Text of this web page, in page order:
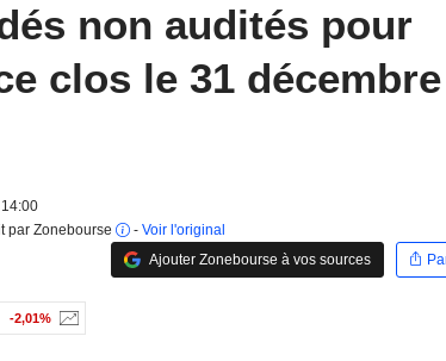
non audités pour
clos le 31 décembre
par Zonebourse
- Voir l'original
Ajouter Zonebourse à vos sources
-2,01%